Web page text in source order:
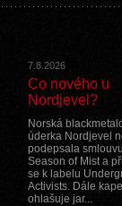
7.8.2026
Co nového u
Nordjevel?
Norská
úderka Nordjevel
podepsala
Season of Mist a
se k labelu
Activists. Dále
ohlašuje jar...